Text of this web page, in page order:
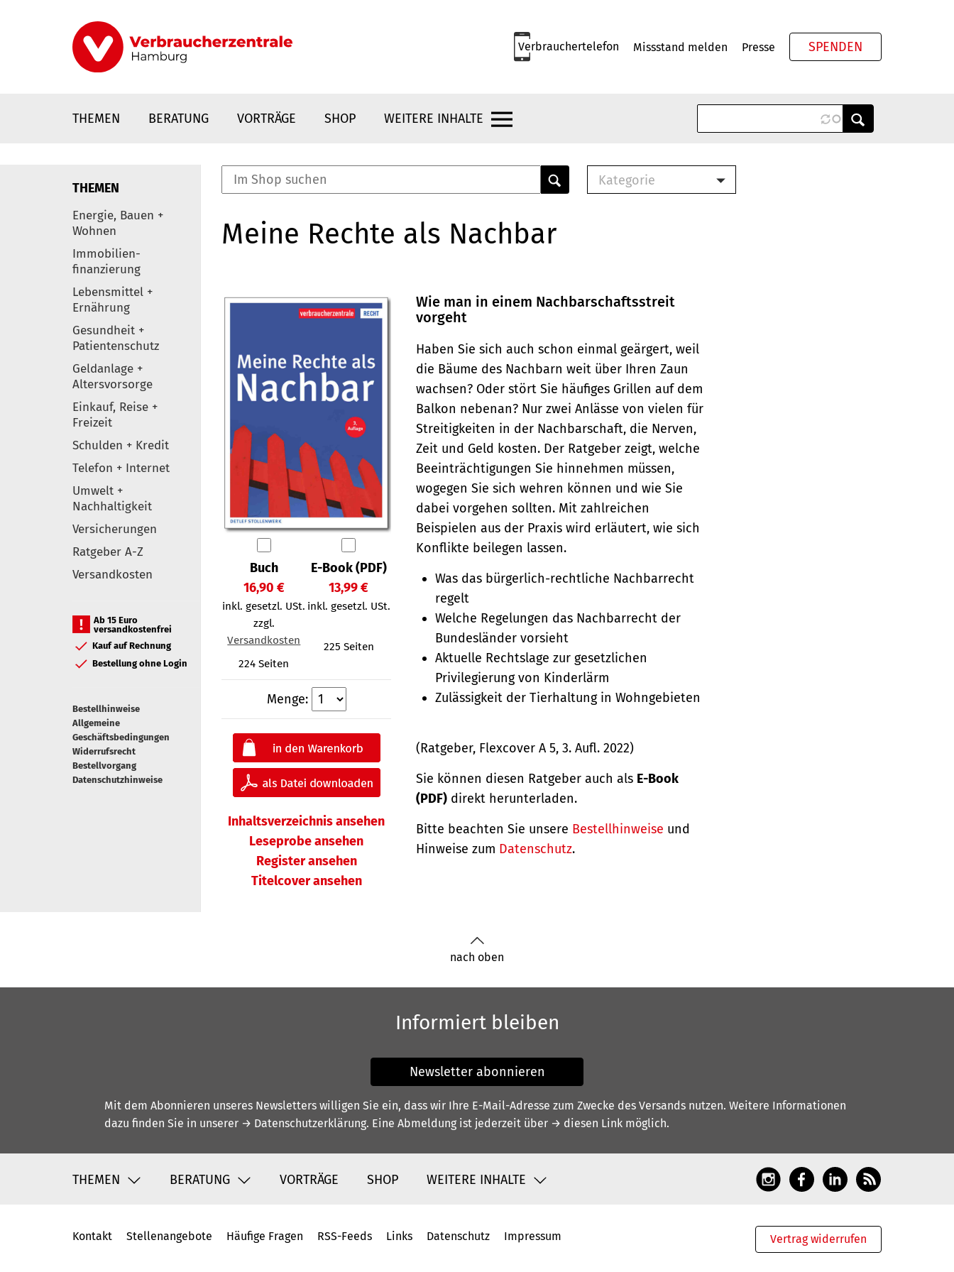
Verbrauchertelefon Missstand melden Presse SPENDEN
THEMEN BERATUNG VORTRÄGE SHOP WEITERE INHALTE
Elemente
THEMEN
Energie, Bauen +
Wohnen
Immobilien-
finanzierung
Lebensmittel +
Ernährung
Gesundheit +
Patientenschutz
Geldanlage +
Altersvorsorge
Einkauf, Reise +
Freizeit
Schulden + Kredit
Telefon + Internet
Umwelt +
Nachhaltigkeit
Versicherungen
Ratgeber A-Z
Versandkosten
Ab 15 Euro
versandkostenfrei
Kauf auf Rechnung
Bestellung ohne Login
Bestellhinweise
Allgemeine
Geschäftsbedingungen
Widerrufsrecht
Bestellvorgang
Datenschutzhinweise
Kategorie
Buch
Meine Rechte als Nachbar
Buch
16,90 €
inkl. gesetzl. USt.
zzgl.
Versandkosten
224 Seiten
E-Book (PDF)
13,99 €
inkl. gesetzl. USt.
225 Seiten
Menge:
Inhaltsverzeichnis ansehen
Leseprobe ansehen
Register ansehen
Titelcover ansehen
Wie man in einem Nachbarschaftsstreit
vorgeht
Haben Sie sich auch schon einmal geärgert, weil
die Bäume des Nachbarn weit über Ihren Zaun
wachsen? Oder stört Sie häufiges Grillen auf dem
Balkon nebenan? Nur zwei Anlässe von vielen für
Streitigkeiten in der Nachbarschaft, die Nerven,
Zeit und Geld kosten. Der Ratgeber zeigt, welche
Beein­träch­ti­gungen Sie hin­nehmen müssen,
wogegen Sie sich wehren können und wie Sie
dabei vorgehen sollten. Mit zahlreichen
Beispielen aus der Praxis wird erläutert, wie sich
Konflikte beilegen lassen.
Was das bürgerlich-rechtliche Nachbarrecht
regelt
Welche Regelungen das Nachbarrecht der
Bundesländer vorsieht
Aktuelle Rechtslage zur gesetzlichen
Privilegierung von Kinderlärm
Zulässigkeit der Tierhaltung in Wohngebieten
(Ratgeber, Flexcover A 5, 3. Aufl. 2022)
Sie können diesen Ratgeber auch als E-Book
(PDF) direkt herunterladen.
Bitte beachten Sie unsere Bestellhinweise und
Hinweise zum Datenschutz.
nach oben
Informiert bleiben
Newsletter abonnieren
Mit dem Abonnieren unseres Newsletters willigen Sie ein, dass wir Ihre E-Mail-Adresse zum Zwecke des Versands nutzen. Weitere Informationen
dazu finden Sie in unserer → Datenschutzerklärung. Eine Abmeldung ist jederzeit über → diesen Link möglich.
THEMEN BERATUNG VORTRÄGE SHOP WEITERE INHALTE
Fußbereich
Kontakt Stellenangebote Häufige Fragen RSS-Feeds Links Datenschutz Impressum Vertrag widerrufen